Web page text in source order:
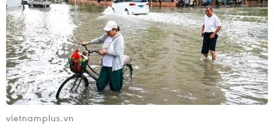
vietnamplus.vn